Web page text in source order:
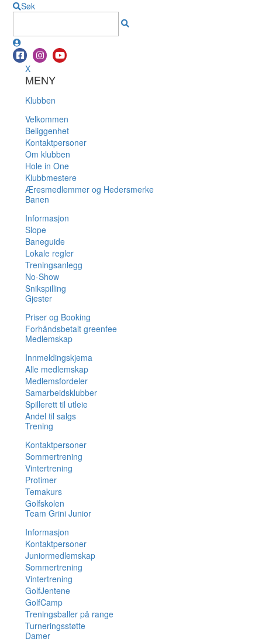
Søk
X
MENY
Klubben
Velkommen
Beliggenhet
Kontaktpersoner
Om klubben
Hole in One
Klubbmestere
Æresmedlemmer og Hedersmerke
Banen
Informasjon
Slope
Baneguide
Lokale regler
Treningsanlegg
No-Show
Snikspilling
Gjester
Priser og Booking
Forhåndsbetalt greenfee
Medlemskap
Innmeldingskjema
Alle medlemskap
Medlemsfordeler
Samarbeidsklubber
Spillerett til utleie
Andel til salgs
Trening
Kontaktpersoner
Sommertrening
Vintertrening
Protimer
Temakurs
Golfskolen
Team Grini Junior
Informasjon
Kontaktpersoner
Juniormedlemskap
Sommertrening
Vintertrening
GolfJentene
GolfCamp
Treningsballer på range
Turneringsstøtte
Damer